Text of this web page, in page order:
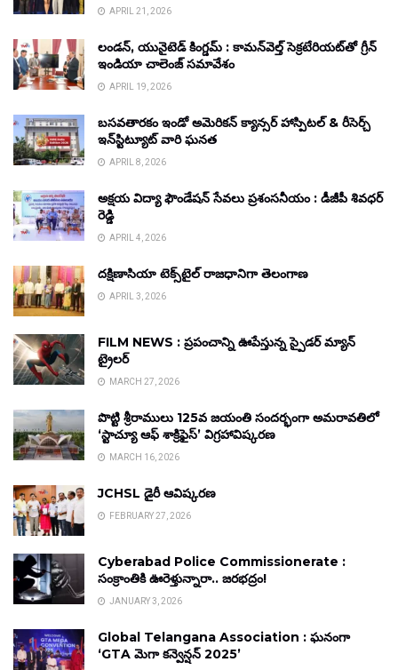
APRIL 21, 2026
లండన్, యునైటెడ్ కింగ్డమ్ : కామన్‌వెల్త్ సెక్రటేరియట్‌తో గ్రీన్
ఇండియా చాలెంజ్ సమావేశం
APRIL 19, 2026
బసవతారకం ఇండో అమెరికన్ క్యాన్సర్ హాస్పిటల్ & రీసెర్చ్
ఇన్‌స్టిట్యూట్ వారి ఘనత
APRIL 8, 2026
అక్షయ విద్యా ఫౌండేషన్ సేవలు ప్రశంసనీయం : డీజీపీ శివధర్
రెడ్డి
APRIL 4, 2026
దక్షిణాసియా టెక్స్‌టైల్ రాజధానిగా తెలంగాణ
APRIL 3, 2026
FILM NEWS : ప్రపంచాన్ని ఊపేస్తున్న స్పైడర్ మ్యాన్
ట్రైలర్
MARCH 27, 2026
పొట్టి శ్రీరాములు 125వ జయంతి సందర్భంగా అమరావతిలో
‘స్టాచ్యూ ఆఫ్ శాక్రిఫైస్’ విగ్రహావిష్కరణ
MARCH 16, 2026
JCHSL డైరీ ఆవిష్కరణ
FEBRUARY 27, 2026
Cyberabad Police Commissionerate :
సంక్రాంతికి ఊరెళ్తున్నారా.. జరభద్రం!
JANUARY 3, 2026
Global Telangana Association : ఘనంగా
‘GTA మెగా కన్వెన్షన్ 2025’